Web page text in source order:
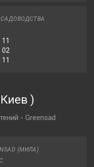
02
Киев )
- Greensad
(МИЛА)